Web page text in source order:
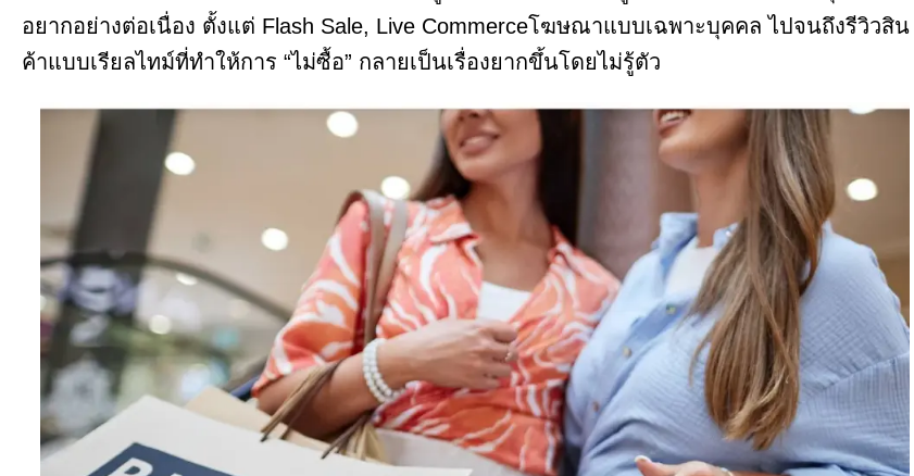
อยากอย่างต่อเนื่อง ตั้งแต่ Flash Sale, Live Commerceโฆษณาแบบเฉพาะบุคคล ไปจนถึงรีวิวสิน
ค้าแบบเรียลไทม์ที่ทำให้การ “ไม่ซื้อ” กลายเป็นเรื่องยากขึ้นโดยไม่รู้ตัว